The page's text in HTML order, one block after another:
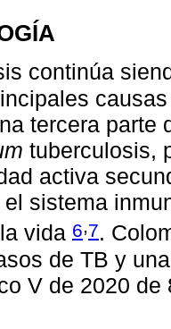
continúa
tercera parte
tuberculosis,
activa
sistema
vida 6,7.
de TB y
V de 2020